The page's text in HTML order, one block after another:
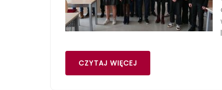
CZYTAJ WIĘCEJ